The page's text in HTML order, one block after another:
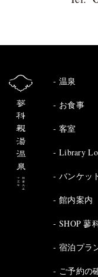
温泉
お食事
客室
Library
バンケッ
館内案内
SHOP 蓼
宿泊プラ
ご予約の